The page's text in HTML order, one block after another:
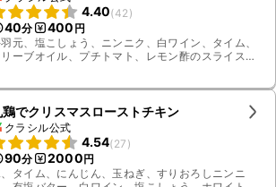
4.40(42 )
40分 400 円
元、塩こしょう、ニンニク、白ワイン、タイム、
ーブオイル、プチトマト、レモン酢のスライスレ
鶏でクリスマスローストチキン
クラシル公式
4.54(27 )
90分 2000円
タイム、にんじん、玉ねぎ、すりおろしニンニ